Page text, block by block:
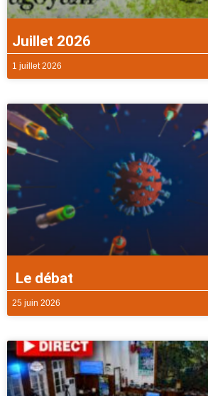
Juillet 2026
1 juillet 2026
Le débat
25 juin 2026